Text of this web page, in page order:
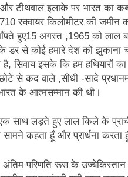
और टीथवाल इलाके पर भारत का
स्क्वायर किलोमीटर की
हुए15 अगस्त ,1965 को लाल
डर से कोई हमारे देश को झुकाना
है, सिवाय इसके कि हम हथियारों
से कद वाले ,सीधी -सादे
के आत्मसम्मान की थी।
साथ लड़ते हुए लाल किले के
कहता हूँ और प्रार्थना करता
की अंतिम परिणति रूस के